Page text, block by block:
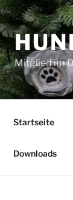
Mitglied im
Startseite
Downloads